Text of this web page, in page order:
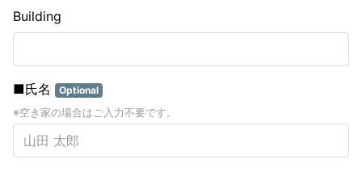
Building
■氏名 Optional
※空き家の場合はご入力不要です。